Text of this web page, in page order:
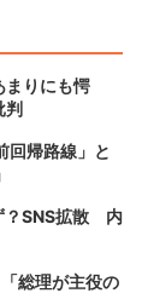
まりにも愕
判
回帰路線」と
？SNS拡散 内
総理が主役の